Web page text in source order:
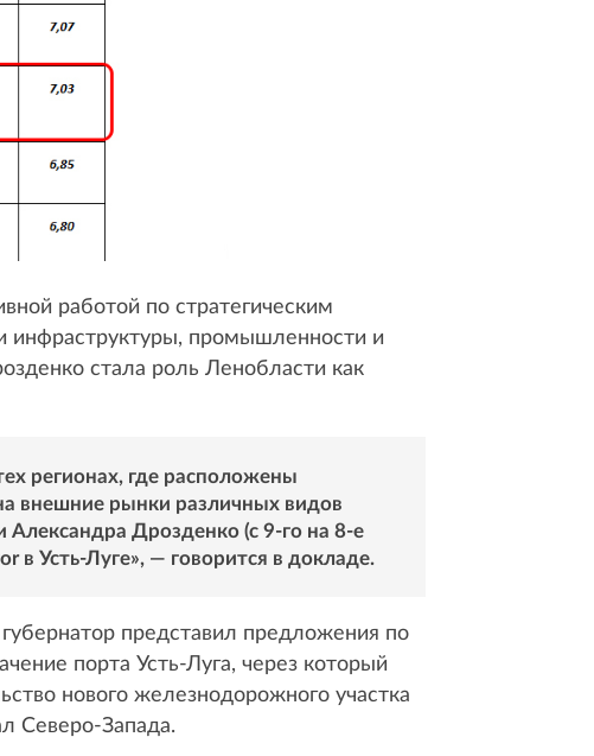
работой по стратегическим
инфраструктуры, промышленности и
стала роль Ленобласти как
регионах, где расположены
внешние рынки различных видов
Дрозденко (с 9-го на 8-е
в Усть-Луге», — говорится в докладе.
представил предложения по
порта Усть-Луга, через который
нового железнодорожного участка
Северо-Запада.